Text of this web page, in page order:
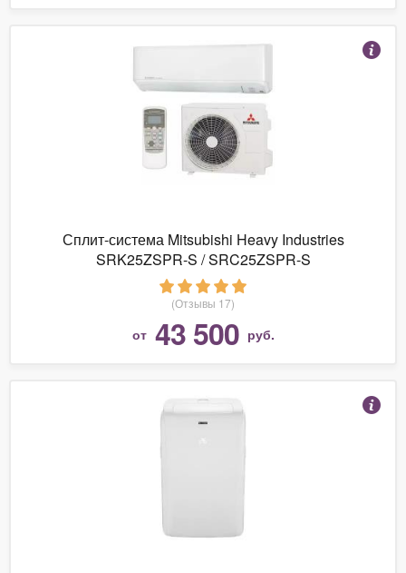
Сплит-система Mitsubishi Heavy Industries
SRK25ZSPR-S / SRC25ZSPR-S
(Отзывы 17)
от 43 500 руб.